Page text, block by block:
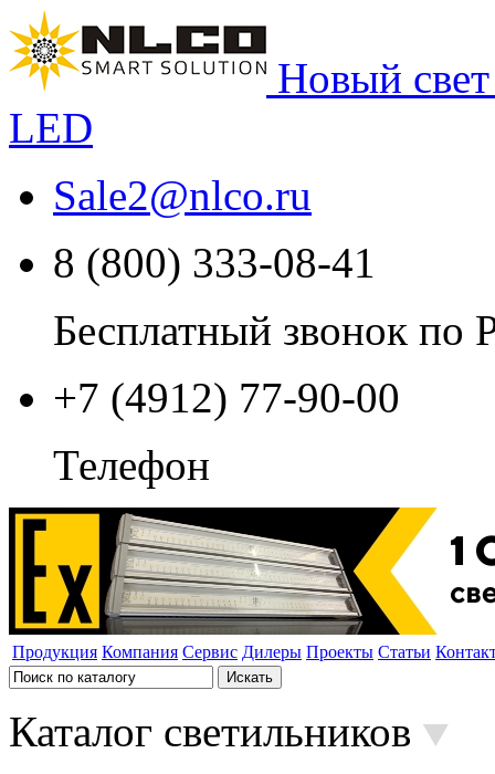
Новый
LED
Sale2@nlco.ru
8 (800) 333-08-41
Бесплатный звонок по
+7 (4912) 77-90-00
Телефон
Продукция Компания Сервис Дилеры Проекты Статьи
Каталог светильников